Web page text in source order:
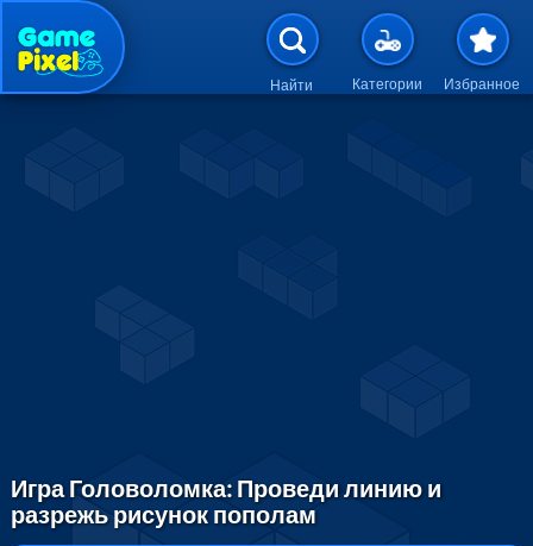
Перейти к основному
Найти Категории Избранное
Игра Головоломка: Проведи линию и
разрежь рисунок пополам